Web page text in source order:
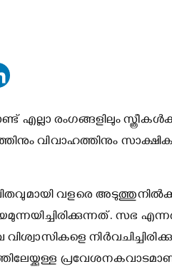
എല്ലാ രംഗങ്ങളിലും
വിവാഹത്തിനും
വളരെ
സഭ